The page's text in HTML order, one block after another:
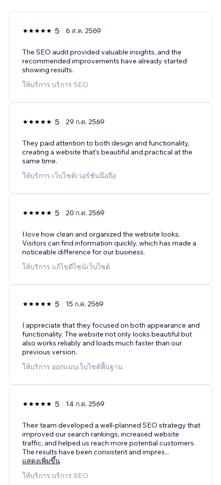
5 6 ส.ค. 2569
The SEO audit provided valuable insights, and the
recommended improvements have already started
showing results.
ให้บริการ บริการ SEO
5 29 ก.ค. 2569
They paid attention to both design and functionality,
creating a website that's beautiful and practical at the
same time.
ให้บริการ เว็บไซต์เวอร์ชันมือถือ
5 20 ก.ค. 2569
I love how clean and organized the website looks.
Visitors can find information quickly, which has made a
noticeable difference for our business.
ให้บริการ แก้ไขดีไซน์เว็บไซต์
5 15 ก.ค. 2569
I appreciate that they focused on both appearance and
functionality. The website not only looks beautiful but
also works reliably and loads much faster than our
previous version.
ให้บริการ ออกแบบเว็บไซต์พื้นฐาน
5 14 ก.ค. 2569
Their team developed a well-planned SEO strategy that
improved our search rankings, increased website
traffic, and helped us reach more potential customers.
The results have been consistent and impres...
แสดงเพิ่มขึ้น
ให้บริการ บริการ SEO